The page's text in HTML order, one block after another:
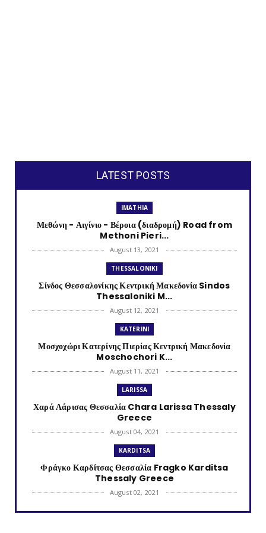
LATEST POSTS
IMATHIA
Μεθώνη - Αιγίνιο - Βέροια (διαδρομή) Road from
Methoni Pieri...
August 13, 2021
THESSALONIKI
Σίνδος Θεσσαλονίκης Κεντρική Μακεδονία Sindos
Thessaloniki M...
August 12, 2021
KATERINI
Μοσχοχώρι Κατερίνης Πιερίας Κεντρική Μακεδονία
Moschochori K...
August 11, 2021
LARISSA
Χαρά Λάρισας Θεσσαλία Chara Larissa Thessaly
Greece
August 04, 2021
KARDITSA
Φράγκο Καρδίτσας Θεσσαλία Fragko Karditsa
Thessaly Greece
August 02, 2021
KATERINI